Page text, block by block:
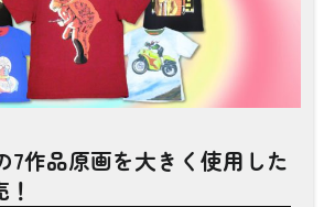
7作品原画を大きく使用した